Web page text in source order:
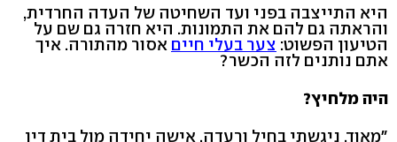
היא התייצבה בפני ועד השחיטה של העדה החרדית,
והראתה גם להם את התמונות. היא חזרה גם שם על
הטיעון הפשוט: צער בעלי חיים אסור מהתורה. איך
אתם נותנים לזה הכשר?
היה מלחיץ?
"מאוד. ניגשתי בחיל ורעדה, אישה יחידה מול בית דין